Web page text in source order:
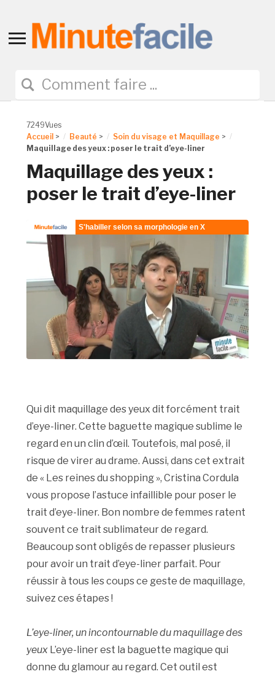
Toggle
navigation
7249Vues
Accueil > Beauté > Soin du visage et Maquillage >
Maquillage des yeux : poser le trait d’eye-liner
Maquillage des yeux :
poser le trait d’eye-liner
Qui dit maquillage des yeux dit forcément trait
d’eye-liner. Cette baguette magique sublime le
regard en un clin d’œil. Toutefois, mal posé, il
risque de virer au drame. Aussi, dans cet extrait
de « Les reines du shopping », Cristina Cordula
vous propose l’astuce infaillible pour poser le
trait d’eye-liner. Bon nombre de femmes ratent
souvent ce trait sublimateur de regard.
Beaucoup sont obligés de repasser plusieurs
pour avoir un trait d’eye-liner parfait. Pour
réussir à tous les coups ce geste de maquillage,
suivez ces étapes !
L’eye-liner, un incontournable du maquillage des
yeux L’eye-liner est la baguette magique qui
donne du glamour au regard. Cet outil est